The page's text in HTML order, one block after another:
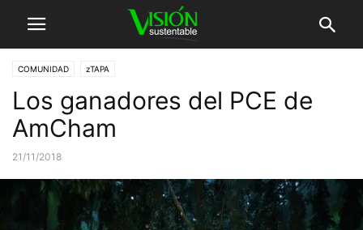
COMUNIDAD zTAPA
Los ganadores del PCE de
AmCham
21/11/2018